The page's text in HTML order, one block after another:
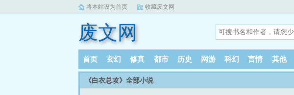
将本站设为首页 收藏废文网
废文网
首页 玄幻 修真 都市 历史 网游 科幻 言情 其他
《白衣总攻》全部小说